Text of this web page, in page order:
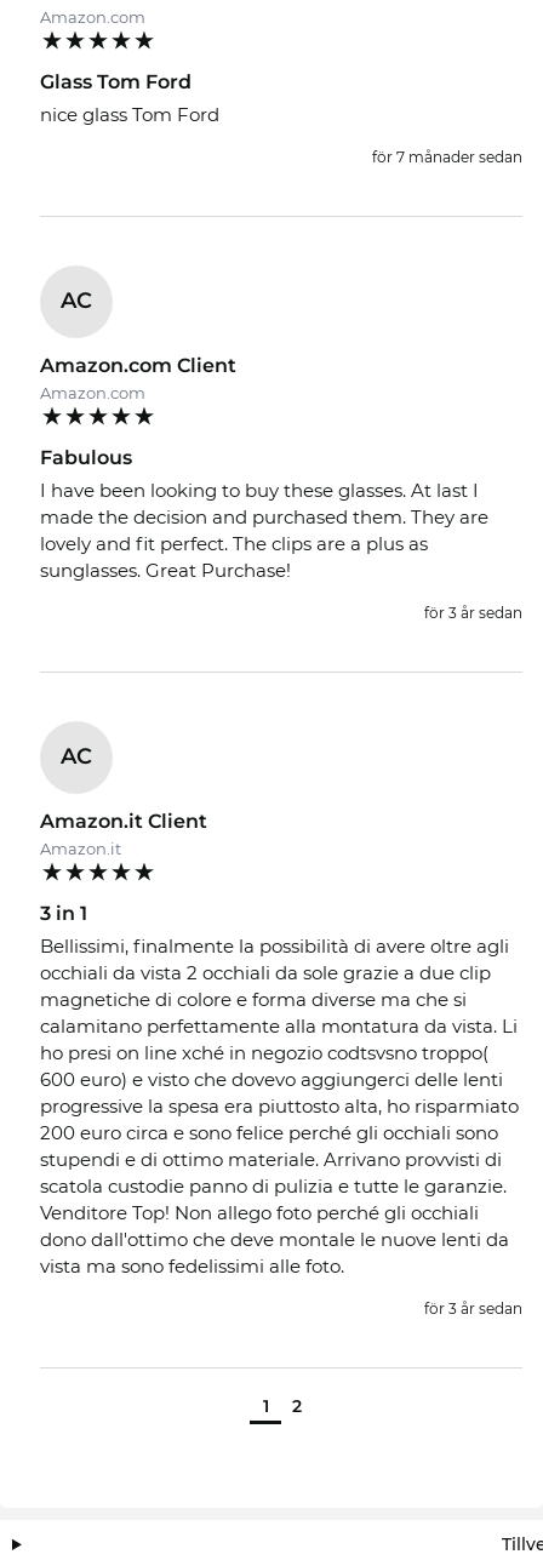
Amazon.com
Glass Tom Ford
nice glass Tom Ford
för 7 månader sedan
AC
Amazon.com Client
Amazon.com
Fabulous
I have been looking to buy these glasses. At last I
made the decision and purchased them. They are
lovely and fit perfect. The clips are a plus as
sunglasses. Great Purchase!
för 3 år sedan
AC
Amazon.it Client
Amazon.it
3 in 1
Bellissimi, finalmente la possibilità di avere oltre agli
occhiali da vista 2 occhiali da sole grazie a due clip
magnetiche di colore e forma diverse ma che si
calamitano perfettamente alla montatura da vista. Li
ho presi on line xché in negozio codtsvsno troppo(
600 euro) e visto che dovevo aggiungerci delle lenti
progressive la spesa era piuttosto alta, ho risparmiato
200 euro circa e sono felice perché gli occhiali sono
stupendi e di ottimo materiale. Arrivano provvisti di
scatola custodie panno di pulizia e tutte le garanzie.
Venditore Top! Non allego foto perché gli occhiali
dono dall'ottimo che deve montale le nuove lenti da
vista ma sono fedelissimi alle foto.
för 3 år sedan
1 2